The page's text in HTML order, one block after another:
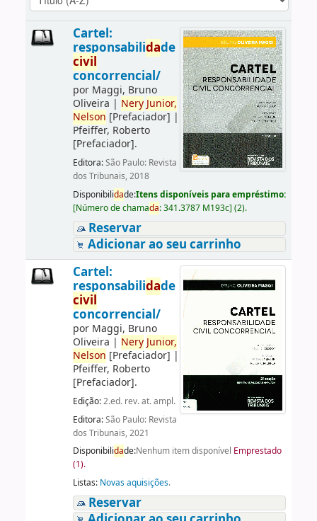
Cartel:
responsabilidade
civil
concorrencial/
por Maggi, Bruno
Oliveira | Nery Junior,
Nelson [Prefaciador] |
Pfeiffer, Roberto
[Prefaciador].
Editora:São Paulo: Revista
dos Tribunais, 2018
Disponibilidade:Itens disponíveis para empréstimo:
[Número de chamada:341.3787 M193c] (2).
Reservar
Adicionar ao seu carrinho
Cartel:
responsabilidade
civil
concorrencial/
por Maggi, Bruno
Oliveira | Nery Junior,
Nelson [Prefaciador] |
Pfeiffer, Roberto
[Prefaciador].
Edição:2.ed. rev. at. ampl.
Editora:São Paulo: Revista
dos Tribunais, 2021
Disponibilidade:Nenhum item disponível Emprestado
(1).
Listas: Novas aquisições.
Reservar